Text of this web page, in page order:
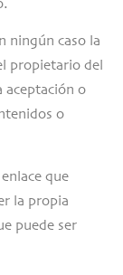
ningún caso la
propietario del
aceptación o
o
que
la propia
puede ser